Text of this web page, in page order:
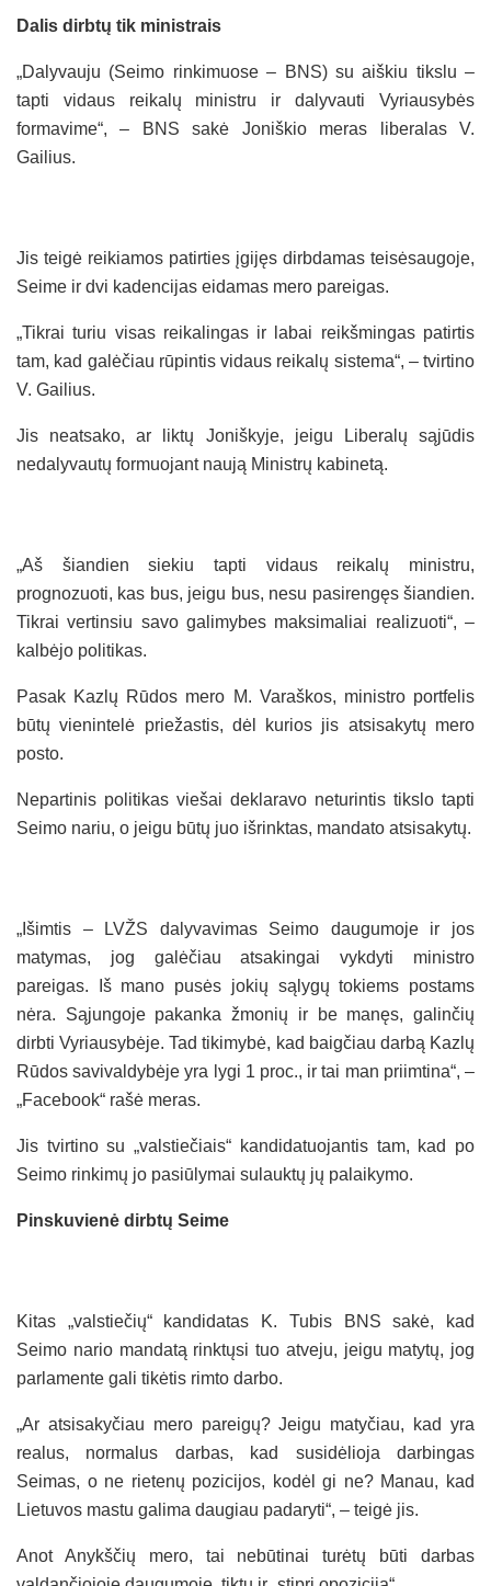
Dalis dirbtų tik ministrais
„Dalyvauju (Seimo rinkimuose – BNS) su aiškiu tikslu –
tapti vidaus reikalų ministru ir dalyvauti Vyriausybės
formavime“, – BNS sakė Joniškio meras liberalas V.
Gailius.
Jis teigė reikiamos patirties įgijęs dirbdamas teisėsaugoje,
Seime ir dvi kadencijas eidamas mero pareigas.
„Tikrai turiu visas reikalingas ir labai reikšmingas patirtis
tam, kad galėčiau rūpintis vidaus reikalų sistema“, – tvirtino
V. Gailius.
Jis neatsako, ar liktų Joniškyje, jeigu Liberalų sąjūdis
nedalyvautų formuojant naują Ministrų kabinetą.
„Aš šiandien siekiu tapti vidaus reikalų ministru,
prognozuoti, kas bus, jeigu bus, nesu pasirengęs šiandien.
Tikrai vertinsiu savo galimybes maksimaliai realizuoti“, –
kalbėjo politikas.
Pasak Kazlų Rūdos mero M. Varaškos, ministro portfelis
būtų vienintelė priežastis, dėl kurios jis atsisakytų mero
posto.
Nepartinis politikas viešai deklaravo neturintis tikslo tapti
Seimo nariu, o jeigu būtų juo išrinktas, mandato atsisakytų.
„Išimtis – LVŽS dalyvavimas Seimo daugumoje ir jos
matymas, jog galėčiau atsakingai vykdyti ministro
pareigas. Iš mano pusės jokių sąlygų tokiems postams
nėra. Sąjungoje pakanka žmonių ir be manęs, galinčių
dirbti Vyriausybėje. Tad tikimybė, kad baigčiau darbą Kazlų
Rūdos savivaldybėje yra lygi 1 proc., ir tai man priimtina“, –
„Facebook“ rašė meras.
Jis tvirtino su „valstiečiais“ kandidatuojantis tam, kad po
Seimo rinkimų jo pasiūlymai sulauktų jų palaikymo.
Pinskuvienė dirbtų Seime
Kitas „valstiečių“ kandidatas K. Tubis BNS sakė, kad
Seimo nario mandatą rinktųsi tuo atveju, jeigu matytų, jog
parlamente gali tikėtis rimto darbo.
„Ar atsisakyčiau mero pareigų? Jeigu matyčiau, kad yra
realus, normalus darbas, kad susidėlioja darbingas
Seimas, o ne rietenų pozicijos, kodėl gi ne? Manau, kad
Lietuvos mastu galima daugiau padaryti“, – teigė jis.
Anot Anykščių mero, tai nebūtinai turėtų būti darbas